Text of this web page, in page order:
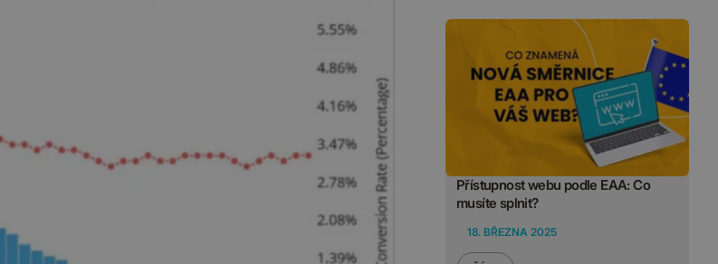
Přístupnost webu podle EAA: Co
musíte splnit?
18. BŘEZNA 2025